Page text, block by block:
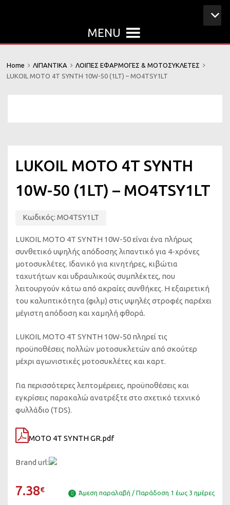
MENU
Home ΛΙΠΑΝΤΙΚΑ
ΛΟΙΠΕΣ ΕΦΑΡΜΟΓΕΣ & ΜΟΤΟΣΥΚΛΕΤΕΣ
LUKOIL MOTO 4T SYNTH 10W-50 (1LT) – MO4TSY1LT
LUKOIL MOTO 4T SYNTH
10W-50 (1LT) – MO4TSY1LT
Κωδικός: MO4TSY1LT
LUKOIL MOTO 4T SYNTH 10W-50 είναι ένα πλήρως
συνθετικό υψηλής απόδοσης λιπαντικό για 4-χρόνες
μοτοσυκλέτες. Ιδανικό για κινητήρες, κιβώτια
ταχυτήτων και υδραυλικούς συμπλέκτες, που
λειτουργούν κάτω από ακραίες συνθήκες. Η εξαιρετική
του καλυπτικότητα (φιλμ) στις υψηλές στροφές παρέχει
μέγιστη απόδοση και χαμηλή φθορά.
LUKOIL MOTO 4T SYNTH 10W-50 πληρεί τις
προϋποθέσεις πολλών μοτοσυκλετών από σκούτερ
μέχρι αγωνιστικές μοτοσυκλέτες και καρτ.
Για περισσότερες λεπτομέρειες, προϋποθέσεις και
εγκρίσεις παρακαλώ ανατρέξτε στο σχετικό τεχνικό
φυλλάδιο (TDS).
MOTO 4T SYNTH GR.pdf
Brand url:
7.38€ Άμεση παραλαβή / Παράδοση 1 έως 3 ημέρες